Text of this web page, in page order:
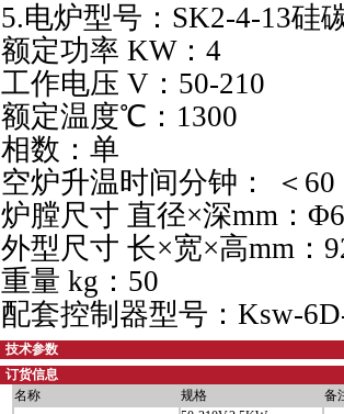
5.电炉型号：SK2-4-13硅
额定功率 KW：4
工作电压 V：50-210
额定温度℃：1300
相数：单
空炉升温时间分钟： ＜60
炉膛尺寸 直径×深mm：
外型尺寸 长×宽×高mm：
重量 kg：50
配套控制器型号：Ksw-
技术参数
订货信息
名称
规格 备